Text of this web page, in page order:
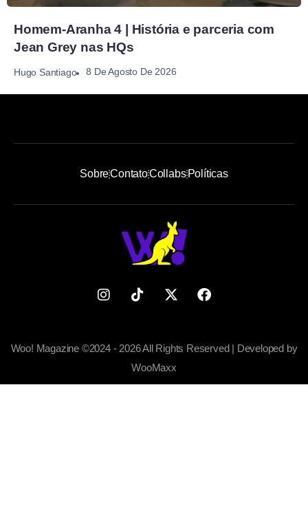
Homem-Aranha 4 | História e parceria com
Jean Grey nas HQs
Hugo Santiago 8 De Agosto De 2026
SobreContatoCollabsPolíticas
Woo! Magazine ©2024 - 2026 All Rights Reserved | Developed by
WooMaxx